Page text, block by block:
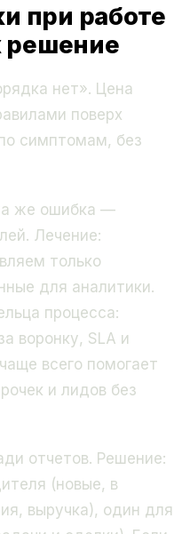
при работе
решение
нет». Цена
поверх
симптомам, без
же ошибка —
Лечение:
только
для аналитики.
процесса:
воронку, SLA и
всего помогает
и лидов без
отчетов. Решение:
(новые, в
выручка), один для